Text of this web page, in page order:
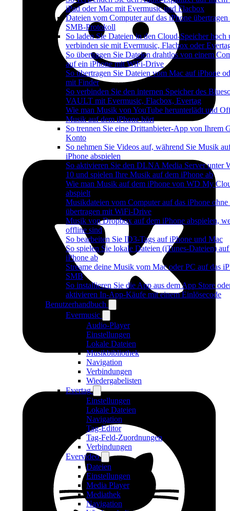
iPad oder Mac mit Evermusic und Flacbox
Dateien vom Computer auf das iPhone
SMB-Protokoll
So laden Sie Dateien in den Cloud-Speicher hoch
verbinden sie mit Evermusic, Flacbox oder
So übertragen Sie Dateien drahtlos von einem
auf ein iPhone mit WiFi-Drive
So übertragen Sie Dateien vom Mac auf iPhone
mit Finder
So verbinden Sie den internen Speicher des
VAULT mit Evermusic, Flacbox, Evertag
Wie man Musik von YouTube herunterlädt und
Musik auf dem iPhone hört
So trennen Sie eine Drittanbieter-App von Ihrem
Konto
So nehmen Sie Videos auf, während Sie Musik
iPhone abspielen
So aktivieren Sie den DLNA Media Server unter
10 und spielen Ihre Musik auf dem iPhone ab
Wie man Musik auf dem iPhone von WD My
abspielt
Musikdateien vom Computer auf das iPhone ohne
übertragen mit WiFi-Drive
Musik von Dropbox auf dem iPhone abspielen,
offline sind
So bearbeiten Sie ID3-Tags auf iPhone und Mac
So spielen Sie lokale Dateien (iTunes-Dateien)
iPhone ab
Streame deine Musik vom Mac oder PC auf das
SMB
So installieren Sie die App aus dem App Store
aktivieren In-App-Käufe mit einem Einlösecode
Benutzerhandbuch
Evermusic
Audio-Player
Einstellungen
Lokale Dateien
Musikbibliothek
Navigation
Verbindungen
Wiedergabelisten
Evertag
Einstellungen
Lokale Dateien
Navigation
Tag-Editor
Tag-Feld-Zuordnungen
Verbindungen
Evervideo
Dateien
Einstellungen
Media Player
Mediathek
Navigation